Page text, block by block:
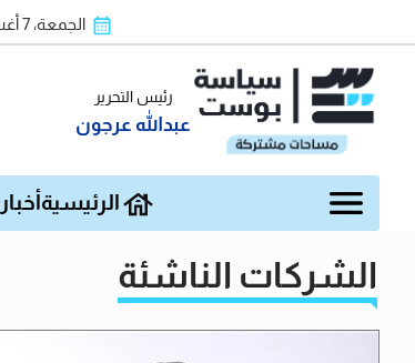
الجمعة، 7 أغسطس 2026
رئيس التحرير
عبدالله عرجون
الرئيسية أخبار
الشركات الناشئة